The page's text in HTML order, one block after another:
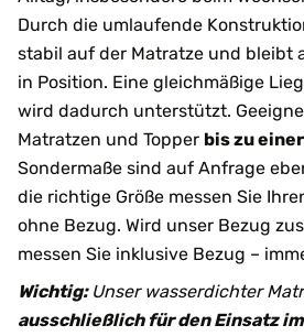
Durch die umlaufende
stabil auf der Matratze und bleibt
in Position. Eine gleichmäßige
wird dadurch unterstützt.
Matratzen und Topper bis zu
Sondermaße sind auf Anfrage
die richtige Größe messen Sie
ohne Bezug. Wird unser Bezug
messen Sie inklusive Bezug –
Wichtig: Unser wasserdichter
ausschließlich für den Einsatz